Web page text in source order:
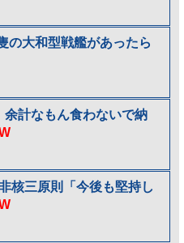
の大和型戦艦があったら
余計なもん食わないで納
核三原則「今後も堅持し